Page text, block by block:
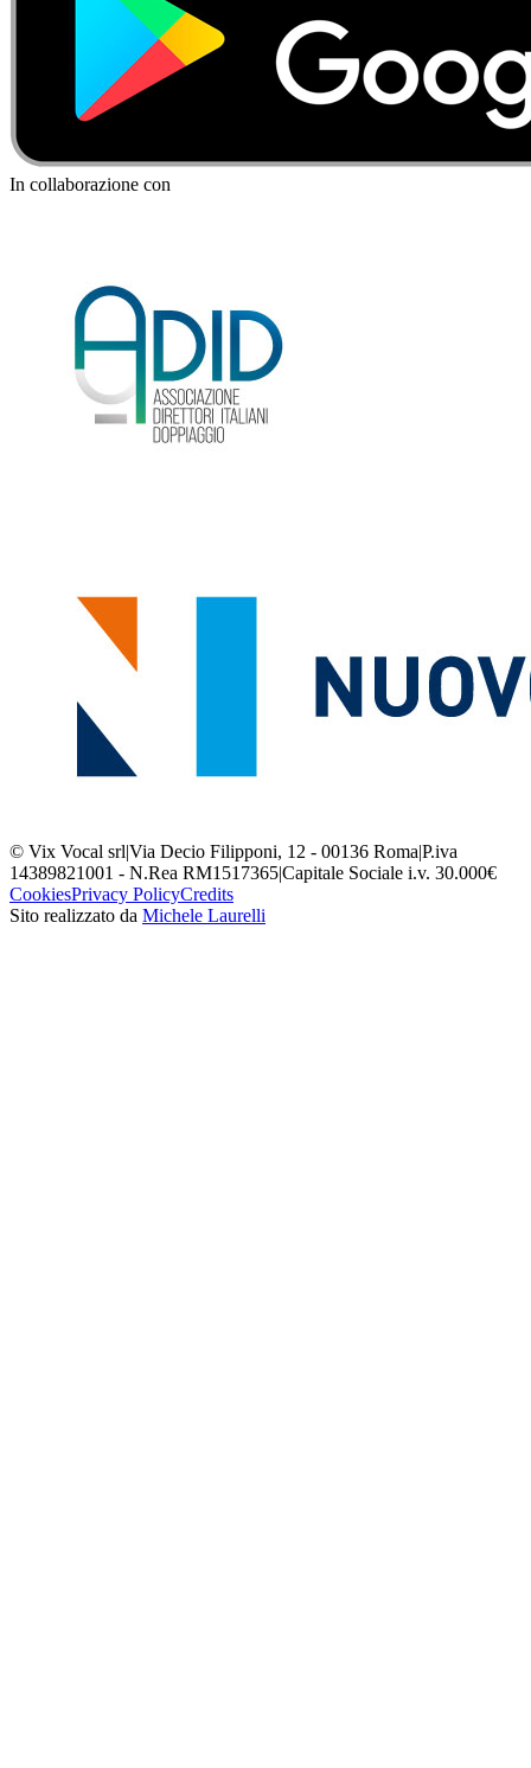
In collaborazione con
© Vix Vocal srl|Via Decio Filipponi, 12 - 00136 Roma|P.iva
14389821001 - N.Rea RM1517365|Capitale Sociale i.v. 30.000€
CookiesPrivacy PolicyCredits
Sito realizzato da Michele Laurelli